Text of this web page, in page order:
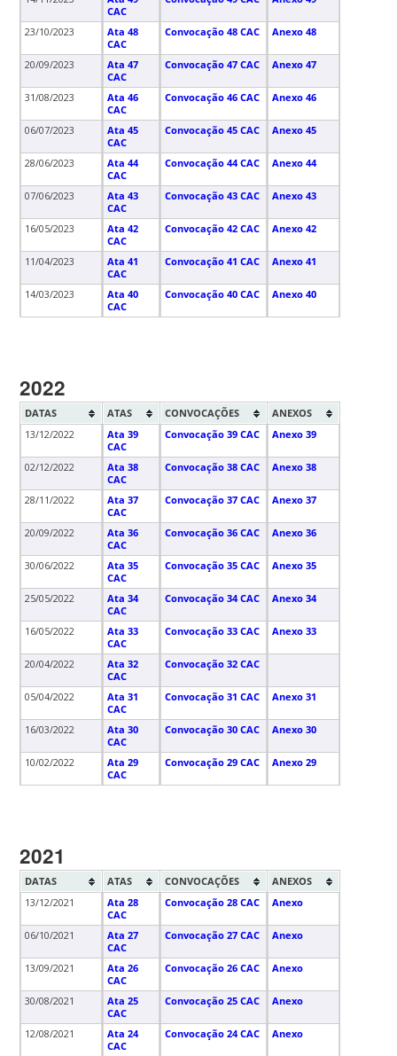
CAC
23/10/2023
Ata 48
CAC
Convocação 48 CAC Anexo 48
20/09/2023
Ata 47
CAC
Convocação 47 CAC Anexo 47
31/08/2023
Ata 46
CAC
Convocação 46 CAC Anexo 46
06/07/2023
Ata 45
CAC
Convocação 45 CAC Anexo 45
28/06/2023
Ata 44
CAC
Convocação 44 CAC Anexo 44
07/06/2023
Ata 43
CAC
Convocação 43 CAC Anexo 43
16/05/2023
Ata 42
CAC
Convocação 42 CAC Anexo 42
11/04/2023
Ata 41
CAC
Convocação 41 CAC Anexo 41
14/03/2023
Ata 40
CAC
Convocação 40 CAC Anexo 40
2022
DATAS ATAS CONVOCAÇÕES
ANEXOS
13/12/2022
Ata 39
CAC
Convocação 39 CAC Anexo 39
02/12/2022
Ata 38
CAC
Convocação 38 CAC Anexo 38
28/11/2022
Ata 37
CAC
Convocação 37 CAC Anexo 37
20/09/2022
Ata 36
CAC
Convocação 36 CAC Anexo 36
30/06/2022
Ata 35
CAC
Convocação 35 CAC Anexo 35
25/05/2022
Ata 34
CAC
Convocação 34 CAC Anexo 34
16/05/2022
Ata 33
CAC
Convocação 33 CAC Anexo 33
20/04/2022
Ata 32
CAC
Convocação 32 CAC
05/04/2022
Ata 31
CAC
Convocação 31 CAC Anexo 31
16/03/2022
Ata 30
CAC
Convocação 30 CAC Anexo 30
10/02/2022
Ata 29
CAC
Convocação 29 CAC Anexo 29
2021
DATAS ATAS CONVOCAÇÕES
ANEXOS
13/12/2021
Ata 28
CAC
Convocação 28 CAC Anexo
06/10/2021
Ata 27
CAC
Convocação 27 CAC Anexo
13/09/2021
Ata 26
CAC
Convocação 26 CAC Anexo
30/08/2021
Ata 25
CAC
Convocação 25 CAC Anexo
12/08/2021
Ata 24
CAC
Convocação 24 CAC Anexo